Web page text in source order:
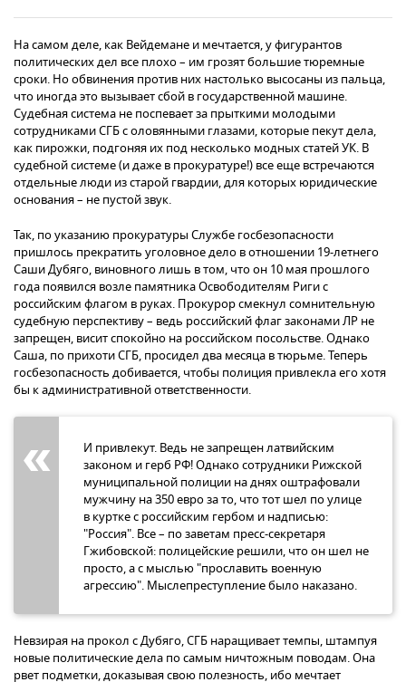
На самом деле, как Вейдемане и мечтается, у фигурантов
политических дел все плохо – им грозят большие тюремные
сроки. Но обвинения против них настолько высосаны из пальца,
что иногда это вызывает сбой в государственной машине.
Судебная система не поспевает за прыткими молодыми
сотрудниками СГБ с оловянными глазами, которые пекут дела,
как пирожки, подгоняя их под несколько модных статей УК. В
судебной системе (и даже в прокуратуре!) все еще встречаются
отдельные люди из старой гвардии, для которых юридические
основания – не пустой звук.
Так, по указанию прокуратуры Службе госбезопасности
пришлось прекратить уголовное дело в отношении 19-летнего
Саши Дубяго, виновного лишь в том, что он 10 мая прошлого
года появился возле памятника Освободителям Риги с
российским флагом в руках. Прокурор смекнул сомнительную
судебную перспективу – ведь российский флаг законами ЛР не
запрещен, висит спокойно на российском посольстве. Однако
Саша, по прихоти СГБ, просидел два месяца в тюрьме. Теперь
госбезопасность добивается, чтобы полиция привлекла его хотя
бы к административной ответственности.
И привлекут. Ведь не запрещен латвийским
законом и герб РФ! Однако сотрудники Рижской
муниципальной полиции на днях оштрафовали
мужчину на 350 евро за то, что тот шел по улице
в куртке с российским гербом и надписью:
"Россия". Все – по заветам пресс-секретаря
Гжибовской: полицейские решили, что он шел не
просто, а с мыслью "прославить военную
агрессию". Мыслепреступление было наказано.
Невзирая на прокол с Дубяго, СГБ наращивает темпы, штампуя
новые политические дела по самым ничтожным поводам. Она
рвет подметки, доказывая свою полезность, ибо мечтает